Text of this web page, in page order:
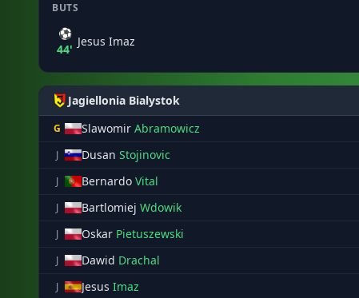
BUTS
⚽
44'
Jesus Imaz
Jagiellonia Bialystok
G Slawomir Abramowicz
J Dusan Stojinovic
J Bernardo Vital
J Bartlomiej Wdowik
J Oskar Pietuszewski
J Dawid Drachal
J
Jesus Imaz